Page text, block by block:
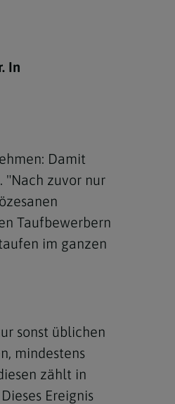
In
Damit
"Nach zuvor nur
Taufbewerbern
im ganzen
sonst üblichen
mindestens
zählt in
Ereignis